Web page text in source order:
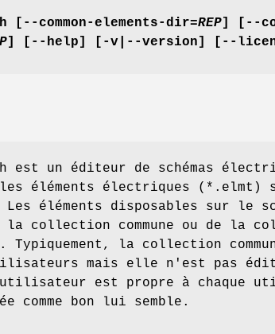
[--common-elements-dir=REP] [--
] [--help] [-v| --version] [--
est un éditeur de schémas
éléments électriques (*.elmt)
Les éléments disposables sur le
la collection commune ou de la
la collection
mais elle n'est pas
est propre à chaque
comme bon lui semble.